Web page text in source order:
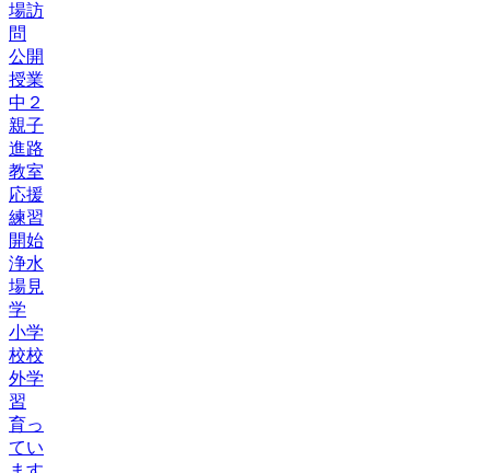
場訪
問
公開
授業
中２
親子
進路
教室
応援
練習
開始
浄水
場見
学
小学
校校
外学
習
育っ
てい